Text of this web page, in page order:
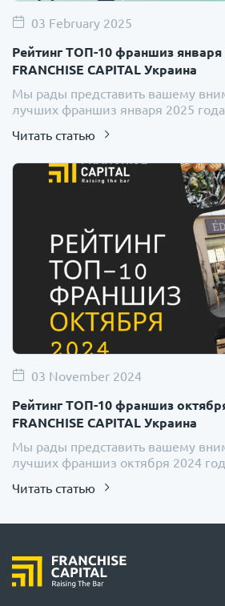
03 February 2025
Рейтинг ТОП-10 франшиз января
FRANCHISE CAPITAL Украина
Мы рады представить вашему
лучших франшиз января 2025
Читать статью
03 November 2024
Рейтинг ТОП-10 франшиз
FRANCHISE CAPITAL Украина
Мы рады представить вашему
лучших франшиз октября 2024
Читать статью